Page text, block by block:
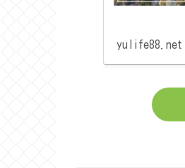
yulife88.net